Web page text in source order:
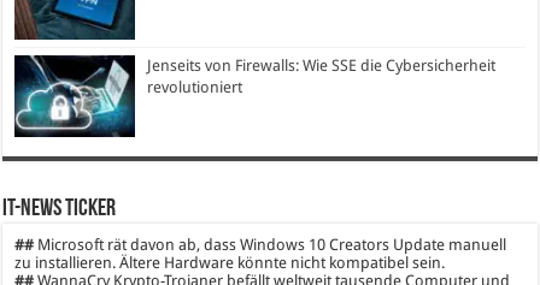
Jenseits von Firewalls: Wie SSE die Cybersicherheit
revolutioniert
IT-News Ticker
## Microsoft rät davon ab, dass Windows 10 Creators Update manuell
zu installieren. Ältere Hardware könnte nicht kompatibel sein.
## WannaCry Krypto-Trojaner befällt weltweit tausende Computer und